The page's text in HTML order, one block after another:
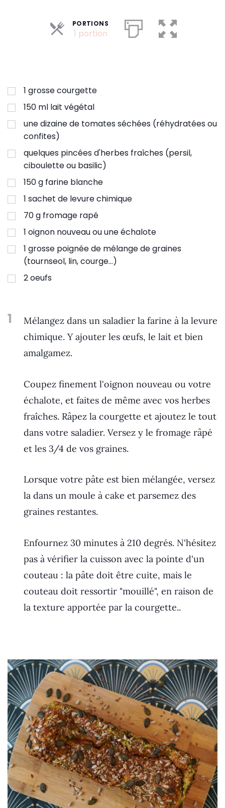
PORTIONS
1 portionParts
1 grosse courgette
150 ml lait végétal
une dizaine de tomates séchées (réhydratées ou
confites)
quelques pincées d'herbes fraîches (persil,
ciboulette ou basilic)
150g farine blanche
1 sachet de levure chimique
70g fromage rapé
1 oignon nouveau ou une échalote
1 grosse poignée de mélange de graines
(tournseol, lin, courge...)
2oeufs
1
Mélangez dans un saladier la farine à la levure
chimique. Y ajouter les œufs, le lait et bien
amalgamez.
Coupez finement l'oignon nouveau ou votre
échalote, et faites de même avec vos herbes
fraîches. Râpez la courgette et ajoutez le tout
dans votre saladier. Versez y le fromage râpé
et les 3/4 de vos graines.
Lorsque votre pâte est bien mélangée, versez
la dans un moule à cake et parsemez des
graines restantes.
Enfournez 30 minutes à 210 degrés. N'hésitez
pas à vérifier la cuisson avec la pointe d'un
couteau : la pâte doit être cuite, mais le
couteau doit ressortir "mouillé", en raison de
la texture apportée par la courgette..